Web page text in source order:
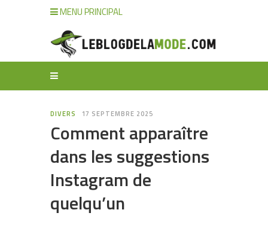
MENU PRINCIPAL
DIVERS 17 SEPTEMBRE 2025
Comment apparaître
dans les suggestions
Instagram de
quelqu’un